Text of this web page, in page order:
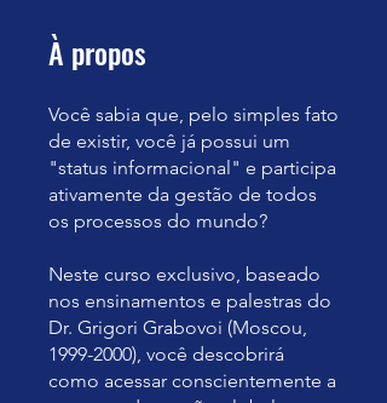
À propos
Você sabia que, pelo simples fato
de existir, você já possui um
"status informacional" e participa
ativamente da gestão de todos
os processos do mundo?
Neste curso exclusivo, baseado
nos ensinamentos e palestras do
Dr. Grigori Grabovoi (Moscou,
1999-2000), você descobrirá
como acessar conscientemente a